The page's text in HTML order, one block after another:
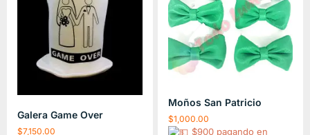
Galera Game Over
$7,150.00
Moños San Patricio
$1,000.00
$900 pagando en